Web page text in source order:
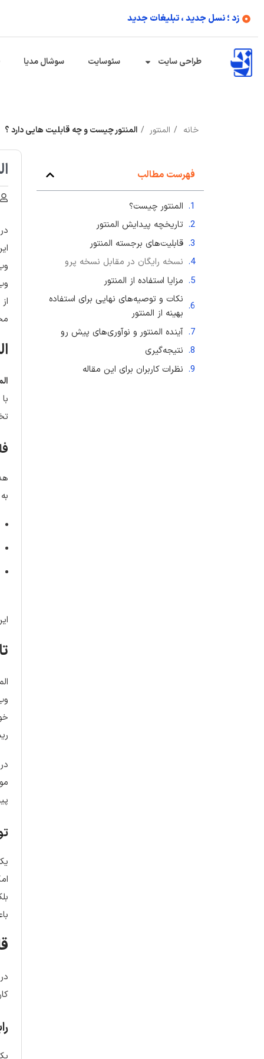
زد ؛ نسل جدید ، تبلیغات جدید
طراحی سایت سئوسایت سوشال مدیا
خانه المنتور المنتور چیست و چه قابلیت هایی دارد ؟
فهرست مطالب
المنتور چیست؟
تاریخچه پیدایش المنتور
قابلیت‌های برجسته المنتور
نسخه رایگان در مقابل نسخه پرو
مزایا استفاده از المنتور
نکات و توصیه‌های نهایی برای استفاده
بهینه از المنتور
آینده المنتور و نوآوری‌های پیش رو
نتیجه‌گیری
نظرات کاربران برای این مقاله